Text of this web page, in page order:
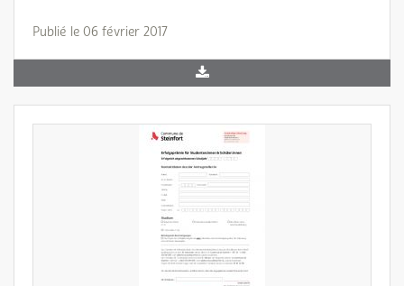
Publié le 06 février 2017